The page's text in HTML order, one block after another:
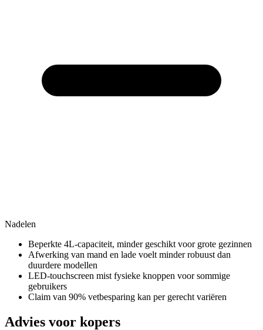
Nadelen
Beperkte 4L-capaciteit, minder geschikt voor grote gezinnen
Afwerking van mand en lade voelt minder robuust dan
duurdere modellen
LED-touchscreen mist fysieke knoppen voor sommige
gebruikers
Claim van 90% vetbesparing kan per gerecht variëren
Advies voor kopers